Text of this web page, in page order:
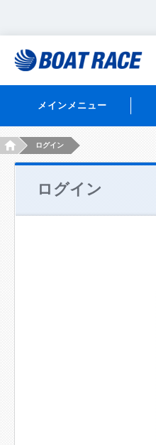
メインメニュー
HOMEログイン
ログイン